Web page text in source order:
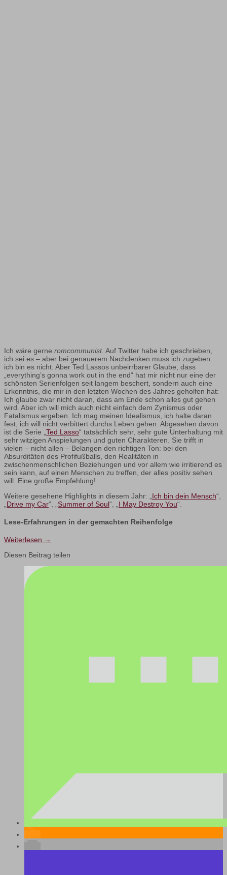
Ich wäre gerne romcommunist. Auf Twitter habe ich geschrieben,
ich sei es – aber bei genauerem Nachdenken muss ich zugeben:
ich bin es nicht. Aber Ted Lassos unbeirrbarer Glaube, dass
„everything’s gonna work out in the end“ hat mir nicht nur eine der
schönsten Serienfolgen seit langem beschert, sondern auch eine
Erkenntnis, die mir in den letzten Wochen des Jahres geholfen hat:
Ich glaube zwar nicht daran, dass am Ende schon alles gut gehen
wird. Aber ich will mich auch nicht einfach dem Zynismus oder
Fatalismus ergeben. Ich mag meinen Idealismus, ich halte daran
fest, ich will nicht verbittert durchs Leben gehen. Abgesehen davon
ist die Serie „Ted Lasso“ tatsächlich sehr, sehr gute Unterhaltung mit
sehr witzigen Anspielungen und guten Charakteren. Sie trifft in
vielen – nicht allen – Belangen den richtigen Ton: bei den
Absurditäten des Profifußballs, den Realitäten in
zwischenmenschlichen Beziehungen und vor allem wie irritierend es
sein kann, auf einen Menschen zu treffen, der alles positiv sehen
will. Eine große Empfehlung!
Weitere gesehene Highlights in diesem Jahr: „Ich bin dein Mensch“,
„Drive my Car“, „Summer of Soul“, „I May Destroy You“.
Lese-Erfahrungen in der gemachten Reihenfolge
Weiterlesen →
Diesen Beitrag teilen